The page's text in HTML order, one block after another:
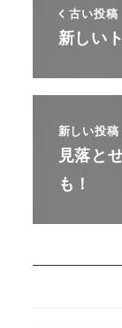
古い投稿
新しい
新しい投稿
見落と
も！